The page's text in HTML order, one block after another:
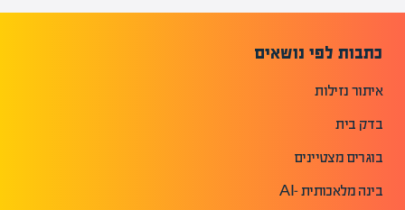
כתבות לפי נושאים
איתור נזילות
בדק בית
בוגרים מצטיינים
בינה מלאכותית -AI